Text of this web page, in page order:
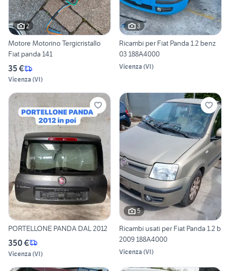
2
Motore Motorino Tergicristallo
Fiat panda 141
35 €
Vicenza (VI)
3
Ricambi per Fiat Panda 1.2 benz
03 188A4000
Vicenza (VI)
PORTELLONE PANDA DAL 2012
350 €
Vicenza (VI)
5
Ricambi usati per Fiat Panda 1.2 b
2009 188A4000
Vicenza (VI)